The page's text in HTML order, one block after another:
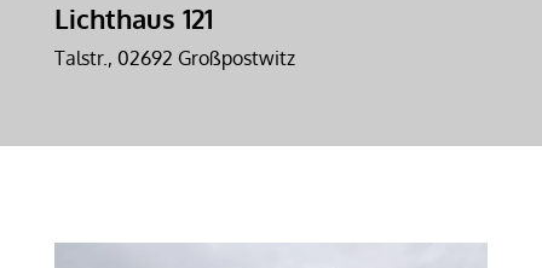
Lichthaus 121
Talstr., 02692 Großpostwitz